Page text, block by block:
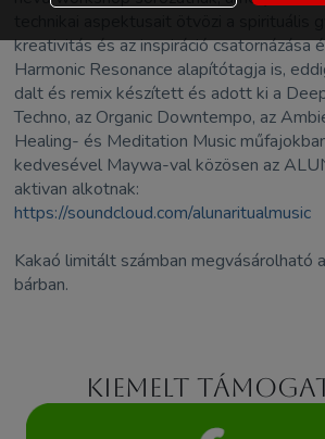
kreativitás és az inspiráció csatornázása
Harmonic Resonance alapítótagja is,
dalt és remix készített és adott ki a
Techno, az Organic Downtempo, az
Healing- és Meditation Music
kedvesével Maywa-val közösen az
aktivan alkotnak:
https://soundcloud.com/alunaritualmusic
Kakaó limitált számban megvásárolható
bárban.
Kiemelt